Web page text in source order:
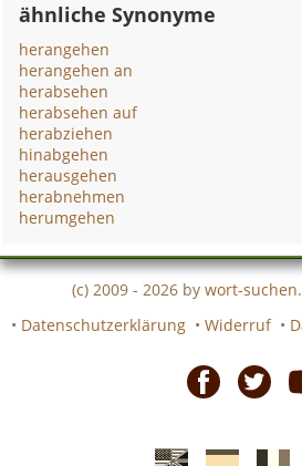
ähnliche Synonyme
herangehen
herangehen an
herabsehen
herabsehen auf
herabziehen
hinabgehen
herausgehen
herabnehmen
herumgehen
(c) 2009 - 2026 by wort-
• Datenschutzerklärung • Widerruf •